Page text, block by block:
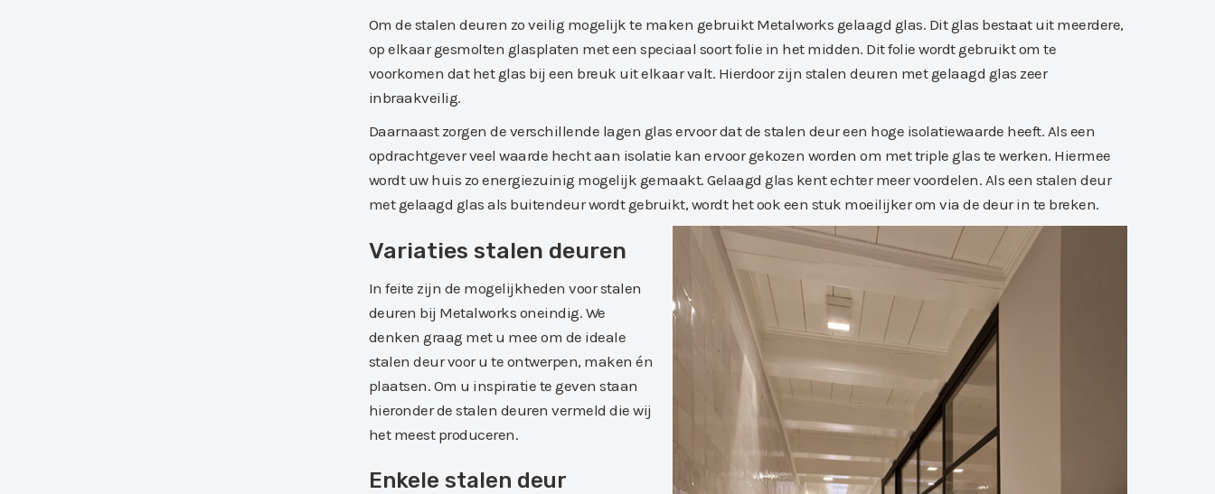
Om de stalen deuren zo veilig mogelijk te maken gebruikt Metalworks gelaagd glas. Dit glas bestaat uit meerdere,
op elkaar gesmolten glasplaten met een speciaal soort folie in het midden. Dit folie wordt gebruikt om te
voorkomen dat het glas bij een breuk uit elkaar valt. Hierdoor zijn stalen deuren met gelaagd glas zeer
inbraakveilig.
Daarnaast zorgen de verschillende lagen glas ervoor dat de stalen deur een hoge isolatiewaarde heeft. Als een
opdrachtgever veel waarde hecht aan isolatie kan ervoor gekozen worden om met triple glas te werken. Hiermee
wordt uw huis zo energiezuinig mogelijk gemaakt. Gelaagd glas kent echter meer voordelen. Als een stalen deur
met gelaagd glas als buitendeur wordt gebruikt, wordt het ook een stuk moeilijker om via de deur in te breken.
Variaties stalen deuren
In feite zijn de mogelijkheden voor stalen
deuren bij Metalworks oneindig. We
denken graag met u mee om de ideale
stalen deur voor u te ontwerpen, maken én
plaatsen. Om u inspiratie te geven staan
hieronder de stalen deuren vermeld die wij
het meest produceren.
Enkele stalen deur